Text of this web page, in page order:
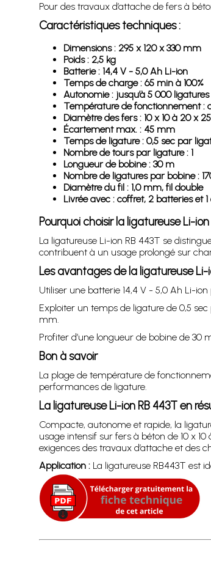
Pour des travaux d’attache de fers à
Caractéristiques techniques :
Dimensions : 295 x 120 x 330 mm
Poids : 2,5 kg
Batterie : 14,4 V - 5,0 Ah Li-ion
Temps de charge : 65 min à 100%
Autonomie : jusqu’à 5 000
Température de fonctionnement :
Diamètre des fers : 10 x 10 à 20 x
Écartement max. : 45 mm
Temps de ligature : 0,5 sec par
Nombre de tours par ligature : 1
Longueur de bobine : 30 m
Nombre de ligatures par bobine :
Diamètre du fil : 1,0 mm, fil double
Livrée avec : coffret, 2 batteries et
Pourquoi choisir la ligatureuse Li-ion
La ligatureuse Li-ion RB 443T se
contribuent à un usage prolongé sur
Les avantages de la ligatureuse Li-
Utiliser une batterie 14,4 V - 5,0 Ah Li-
Exploiter un temps de ligature de 0,5
mm.
Profiter d’une longueur de bobine de
Bon à savoir
La plage de température de
performances de ligature.
La ligatureuse Li-ion RB 443T en
Compacte, autonome et rapide, la
usage intensif sur fers à béton de 10 x
exigences des travaux d’attache et des
Application :La ligatureuse RB443T est